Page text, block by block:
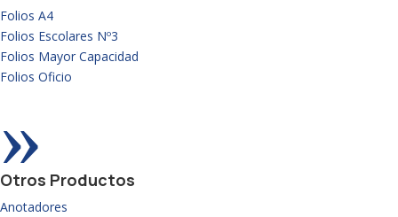
Folios A4
Folios Escolares Nº3
Folios Mayor Capacidad
Folios Oficio
»
Otros Productos
Anotadores